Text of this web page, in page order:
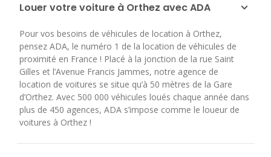
Louer votre voiture à Orthez avec ADA
Pour vos besoins de véhicules de location à Orthez,
pensez ADA, le numéro 1 de la location de véhicules de
proximité en France ! Placé à la jonction de la rue Saint
Gilles et l’Avenue Francis Jammes, notre agence de
location de voitures se situe qu’à 50 mètres de la Gare
d’Orthez. Avec 500 000 véhicules loués chaque année dans
plus de 450 agences, ADA s’impose comme le loueur de
voitures à Orthez !